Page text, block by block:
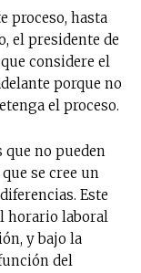
proceso, hasta
el presidente de
considere el
porque no
el proceso.
no pueden
se cree un
Este
horario laboral
y bajo la
del